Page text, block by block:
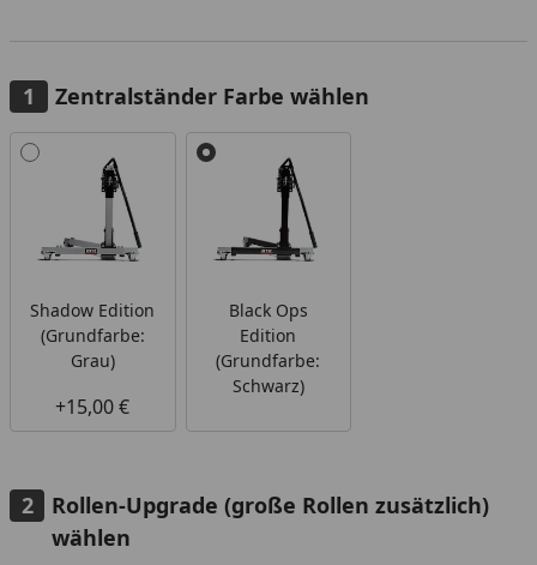
Zentralständer Farbe wählen
Alle anzeigen (2)
Shadow Edition
(Grundfarbe:
Grau)
+15,00 €
Black Ops
Edition
(Grundfarbe:
Schwarz)
Rollen-Upgrade (große Rollen zusätzlich)
wählen